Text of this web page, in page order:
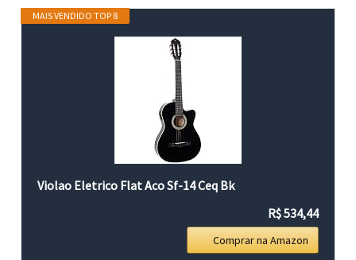
MAIS VENDIDO TOP 8
Violao Eletrico Flat Aco Sf-14 Ceq Bk
R$ 534,44
Comprar na Amazon